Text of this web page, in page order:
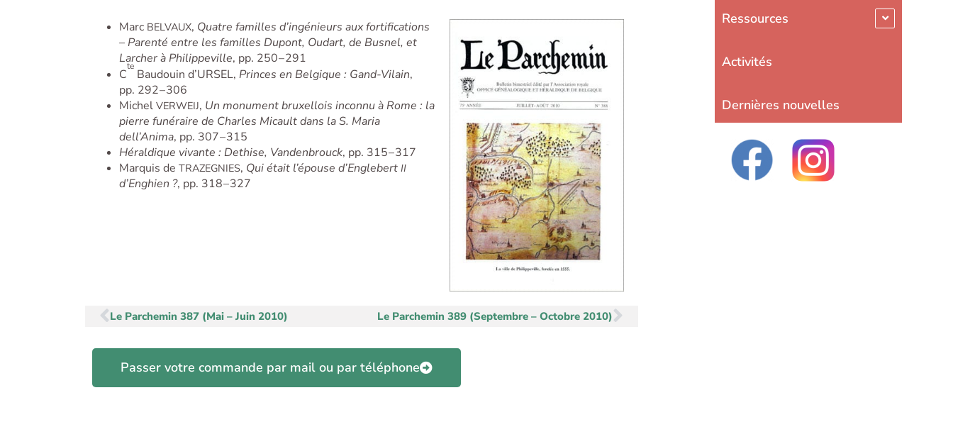
Marc BELVAUX, Quatre familles d’ingénieurs aux fortifications
– Parenté entre les familles Dupont, Oudart, de Busnel, et
Larcher à Philippeville, pp. 250 – 291
C
te
Baudouin d’URSEL, Princes en Belgique : Gand-Vilain,
pp. 292 – 306
Michel VERWEIJ, Un monument bruxellois inconnu à Rome : la
pierre funéraire de Charles Micault dans la S. Maria
dell’Anima, pp. 307 – 315
Héraldique vivante : Dethise, Vandenbrouck, pp. 315 – 317
Marquis de TRAZEGNIES, Qui était l’épouse d’Englebert II
d’Enghien ?, pp. 318 – 327
Précédent
Le Parchemin 387 (Mai – Juin 2010) Le Parchemin 389 (Septembre – Octobre 2010)Suivant
Passer votre commande par mail ou par téléphone
Ressources
Activités
Dernières nouvelles